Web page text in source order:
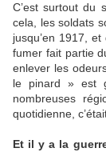
C’est surtout du
cela, les soldats
jusqu’en 1917,
fumer fait partie
enlever les
le pinard » est
nombreuses
quotidienne,
Et il y a la